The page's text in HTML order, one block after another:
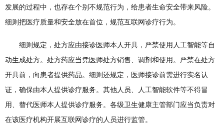
发展的过程中，也存在个别不规范行为，给患者生命安全带来风险。
细则把医疗质量和安全放在首位，规范互联网诊疗行为。
细则规定，处方应由接诊医师本人开具，严禁使用人工智能等自
动生成处方。处方药应当凭医师处方销售、调剂和使用。严禁在处方
开具前，向患者提供药品。细则还规定，医师接诊前需进行实名认
证，确保由本人提供诊疗服务。其他人员、人工智能软件等不得冒
用、替代医师本人提供诊疗服务。各级卫生健康主管部门应当负责对
在该医疗机构开展互联网诊疗的人员进行监管。